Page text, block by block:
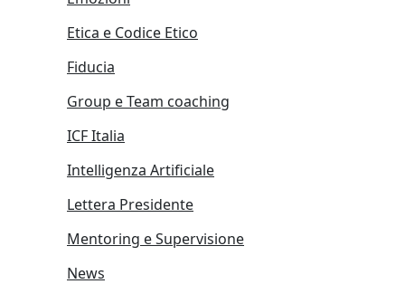
Etica e Codice Etico
Fiducia
Group e Team coaching
ICF Italia
Intelligenza Artificiale
Lettera Presidente
Mentoring e Supervisione
News